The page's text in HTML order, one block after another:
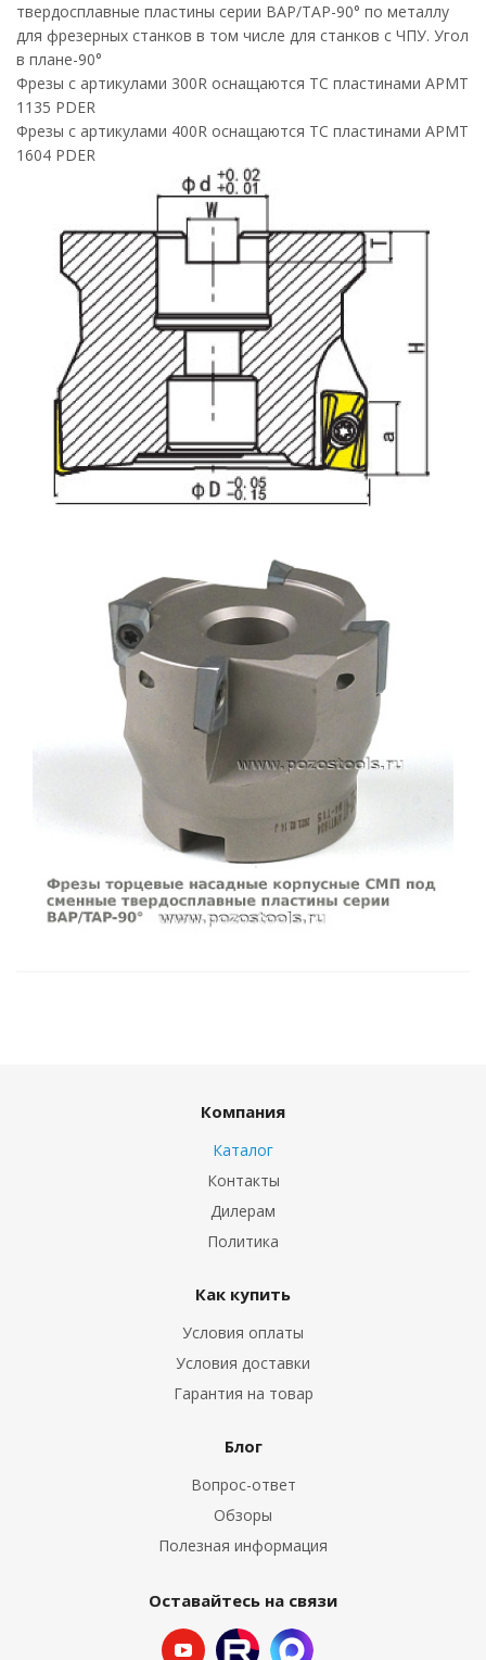
твердосплавные пластины серии BAP/TAP-90° по металлу
для фрезерных станков в том числе для станков с ЧПУ. Угол
в плане-90°
Фрезы с артикулами 300R оснащаются ТС пластинами APMT
1135 PDER
Фрезы с артикулами 400R оснащаются ТС пластинами APMT
1604 PDER
Компания
Каталог
Контакты
Дилерам
Политика
Как купить
Условия оплаты
Условия доставки
Гарантия на товар
Блог
Вопрос-ответ
Обзоры
Полезная информация
Оставайтесь на связи